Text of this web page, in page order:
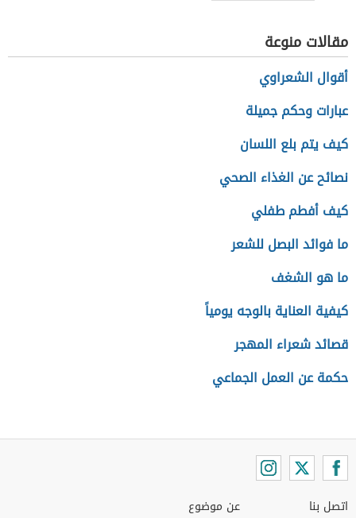
مقالات منوعة
أقوال الشعراوي
عبارات وحكم جميلة
كيف يتم بلع اللسان
نصائح عن الغذاء الصحي
كيف أفطم طفلي
ما فوائد البصل للشعر
ما هو الشغف
كيفية العناية بالوجه يومياً
قصائد شعراء المهجر
حكمة عن العمل الجماعي
اتصل بنا عن موضوع